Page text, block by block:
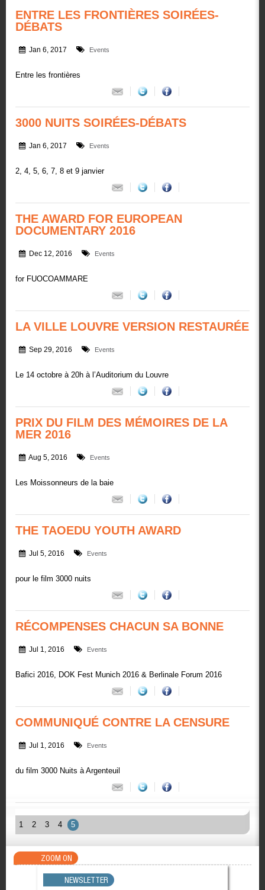
ENTRE LES FRONTIÈRES SOIRÉES-
DÉBATS
Jan 6, 2017 Events
Entre les frontières
3000 NUITS SOIRÉES-DÉBATS
Jan 6, 2017 Events
2, 4, 5, 6, 7, 8 et 9 janvier
THE AWARD FOR EUROPEAN
DOCUMENTARY 2016
Dec 12, 2016 Events
for FUOCOAMMARE
LA VILLE LOUVRE VERSION RESTAURÉE
Sep 29, 2016 Events
Le 14 octobre à 20h à l’Auditorium du Louvre
PRIX DU FILM DES MÉMOIRES DE LA
MER 2016
Aug 5, 2016 Events
Les Moissonneurs de la baie
THE TAOEDU YOUTH AWARD
Jul 5, 2016 Events
pour le film 3000 nuits
RÉCOMPENSES CHACUN SA BONNE
Jul 1, 2016 Events
Bafici 2016, DOK Fest Munich 2016 & Berlinale Forum 2016
COMMUNIQUÉ CONTRE LA CENSURE
Jul 1, 2016 Events
du film 3000 Nuits à Argenteuil
1 2 3 4 5
ZOOM ON
NEWSLETTER